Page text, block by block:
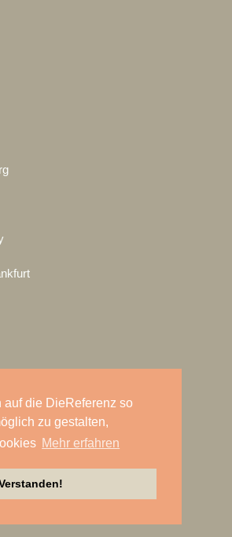
auf die DieReferenz so
zu gestalten,
Mehr erfahren